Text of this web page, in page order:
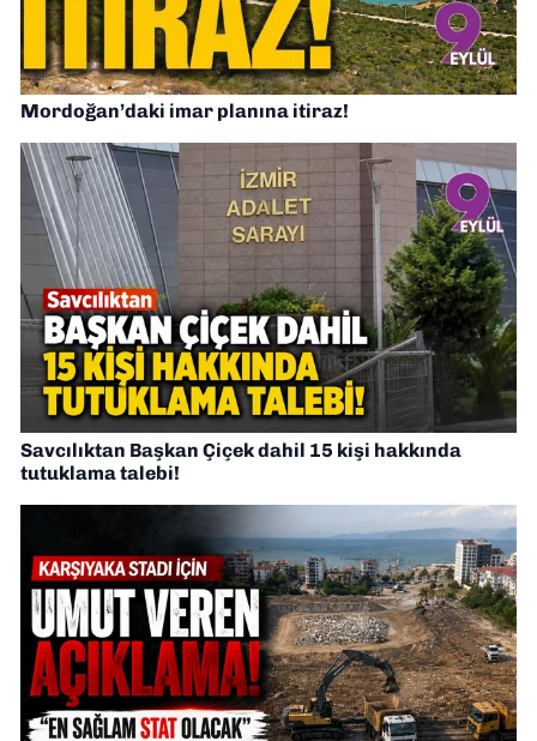
Mordoğan’daki imar planına itiraz!
Savcılıktan Başkan Çiçek dahil 15 kişi hakkında
tutuklama talebi!